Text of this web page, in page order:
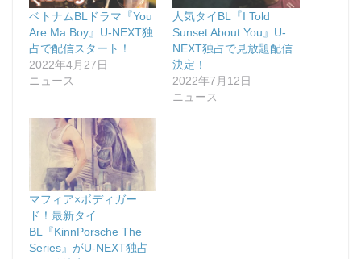
ベトナムBLドラマ『You
Are Ma Boy』U-NEXT独
占で配信スタート！
2022年4月27日
ニュース
人気タイBL『I Told
Sunset About You』U-
NEXT独占で見放題配信
決定！
2022年7月12日
ニュース
マフィア×ボディガー
ド！最新タイ
BL『KinnPorsche The
Series』がU-NEXT独占